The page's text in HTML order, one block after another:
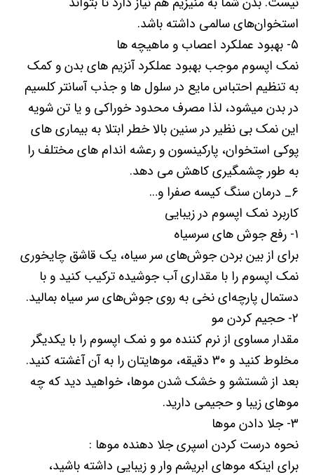
استخوان‌های سالمی داشته باشد.
۵- بهبود عملکرد اعصاب و ماهیچه ها
نمک اپسوم موجب بهبود عملکرد آنزیم های بدن و کمک
به تنظیم احتباس مایع در سلول ها و جذب آسانتر کلسیم
در بدن میشود، لذا مصرف محدود خوراکی و یا تن شویه
این نمک بی نظیر در سنین بالا خطر ابتلا به بیماری های
پوکی استخوان، پارکینسون و رعشه اندام های مختلف را
به طور چشمگیری کاهش می دهد.
۶_ درمان سنگ کیسه صفرا و…
کاربرد نمک اپسوم در زیبایی
۱- رفع جوش های سرسیاه
برای از بین بردن جوش‌های سر سیاه، یک قاشق چایخوری
نمک اپسوم را با مقداری آب جوشیده ترکیب کنید و با
دستمال پارچه‌ای نخی به روی جوش‌های سر سیاه بمالید.
۲- حجیم کردن مو
مقدار مساوی از نرم کننده مو و نمک اپسوم را با یکدیگر
مخلوط کنید و ۳۰ دقیقه، موهایتان را به آن آغشته کنید.
بعد از شستشو و خشک شدن موها، خواهید دید که چه
موهای زیبا و حجیمی دارید.
۳- جلا دادن موها
نحوه درست کردن اسپری جلا دهنده موها :
برای اینکه موهای ابریشم وار و زیبایی داشته باشید،